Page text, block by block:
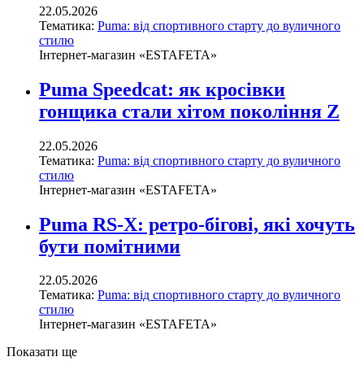
22.05.2026
Тематика: Puma: від спортивного старту до вуличного
стилю
Інтернет-магазин «ESTAFETA»
Puma Speedcat: як кросівки
гонщика стали хітом покоління Z
22.05.2026
Тематика: Puma: від спортивного старту до вуличного
стилю
Інтернет-магазин «ESTAFETA»
Puma RS-X: ретро-бігові, які хочуть
бути помітними
22.05.2026
Тематика: Puma: від спортивного старту до вуличного
стилю
Інтернет-магазин «ESTAFETA»
Показати ще